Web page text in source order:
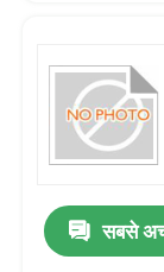
सबसे